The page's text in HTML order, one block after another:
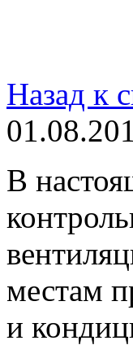
Назад к
В
местам
и